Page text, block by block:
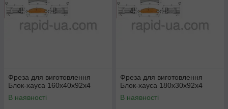
Фреза для виготовлення
Блок-хауса 160х40х92х4
В наявності
Фреза для виготовлення
Блок-хауса 180х30х92х4
В наявності